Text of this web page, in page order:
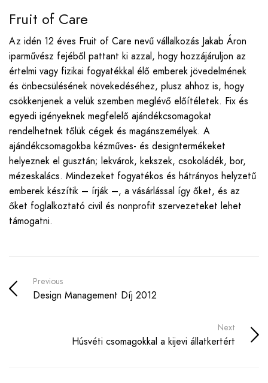
Fruit of Care
Az idén 12 éves Fruit of Care nevű vállalkozás Jakab Áron
iparművész fejéből pattant ki azzal, hogy hozzájáruljon az
értelmi vagy fizikai fogyatékkal élő emberek jövedelmének
és önbecsülésének növekedéséhez, plusz ahhoz is, hogy
csökkenjenek a velük szemben meglévő előítéletek. Fix és
egyedi igényeknek megfelelő ajándékcsomagokat
rendelhetnek tőlük cégek és magánszemélyek. A
ajándékcsomagokba kézműves- és designtermékeket
helyeznek el gusztán; lekvárok, kekszek, csokoládék, bor,
mézeskalács. Mindezeket fogyatékos és hátrányos helyzetű
emberek készítik – írják –, a vásárlással így őket, és az
őket foglalkoztató civil és nonprofit szervezeteket lehet
támogatni.
Previous
Design Management Díj 2012
Next
Húsvéti csomagokkal a kijevi állatkertért